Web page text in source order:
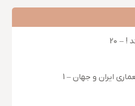
20
ایران و جهان – 1